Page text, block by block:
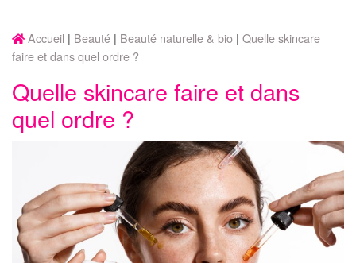
Accueil Beauté Beauté naturelle & bio Quelle skincare
faire et dans quel ordre ?
Quelle skincare faire et dans
quel ordre ?